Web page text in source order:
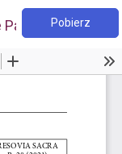
VI na
Pobierz